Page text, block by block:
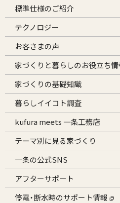
標準仕様のご紹介
テクノロジー
お客さまの声
家づくりと暮らしのお役立ち情
家づくりの基礎知識
暮らしイイコト調査
kufura meets 一条工務店
テーマ別に見る家づくり
一条の公式SNS
アフターサポート
停電・断水時のサポート情報